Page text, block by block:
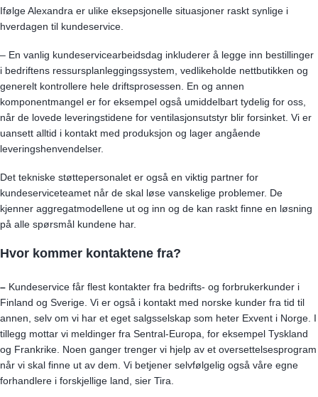
Ifølge Alexandra er ulike eksepsjonelle situasjoner raskt synlige i
hverdagen til kundeservice.
– En vanlig kundeservicearbeidsdag inkluderer å legge inn bestillinger
i bedriftens ressursplanleggingssystem, vedlikeholde nettbutikken og
generelt kontrollere hele driftsprosessen. En og annen
komponentmangel er for eksempel også umiddelbart tydelig for oss,
når de lovede leveringstidene for ventilasjonsutstyr blir forsinket. Vi er
uansett alltid i kontakt med produksjon og lager angående
leveringshenvendelser.
Det tekniske støttepersonalet er også en viktig partner for
kundeserviceteamet når de skal løse vanskelige problemer. De
kjenner aggregatmodellene ut og inn og de kan raskt finne en løsning
på alle spørsmål kundene har.
Hvor kommer kontaktene fra?
– Kundeservice får flest kontakter fra bedrifts- og forbrukerkunder i
Finland og Sverige. Vi er også i kontakt med norske kunder fra tid til
annen, selv om vi har et eget salgsselskap som heter Exvent i Norge. I
tillegg mottar vi meldinger fra Sentral-Europa, for eksempel Tyskland
og Frankrike. Noen ganger trenger vi hjelp av et oversettelsesprogram
når vi skal finne ut av dem. Vi betjener selvfølgelig også våre egne
forhandlere i forskjellige land, sier Tira.